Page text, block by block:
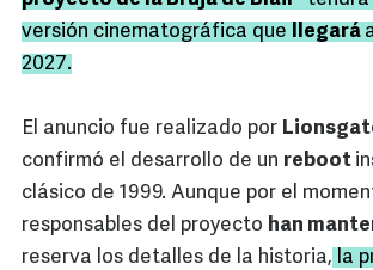
versión cinematográfica que llegará
2027.
El anuncio fue realizado por
confirmó el desarrollo de un reboot
clásico de 1999. Aunque por el
responsables del proyecto han
reserva los detalles de la historia, la